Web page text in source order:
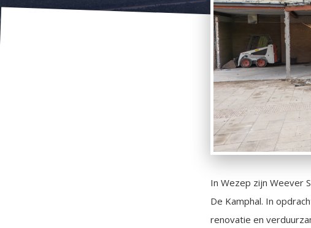
In Wezep zijn Weever
De Kamphal. In
renovatie en